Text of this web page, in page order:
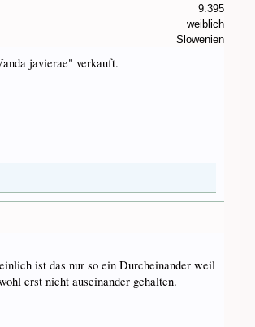
9.395
weiblich
Slowenien
javierae" verkauft.
ist das nur so ein Durcheinander weil
erst nicht auseinander gehalten.